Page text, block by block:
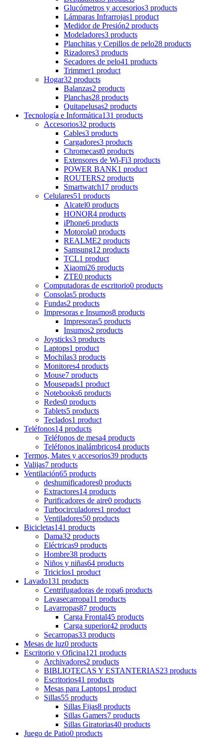
Glucómetros y accesorios3 products
Lámparas Infrarrojas1 product
Medidor de Presión2 products
Modeladores3 products
Planchitas y Cepillos de pelo28 products
Rizadores3 products
Secadores de pelo41 products
Trimmer1 product
Hogar32 products
Balanzas2 products
Planchas28 products
Quitapelusas2 products
Tecnología e Informática131 products
Accesorios32 products
Cables3 products
Cargadores3 products
Chromecast0 products
Extensores de Wi-Fi3 products
POWER BANK1 product
ROUTERS2 products
Smartwatch17 products
Celulares51 products
Alcatel0 products
HONOR4 products
iPhone6 products
Motorola0 products
REALME2 products
Samsung12 products
TCL1 product
Xiaomi26 products
ZTE0 products
Computadoras de escritorio0 products
Consolas5 products
Fundas2 products
Impresoras e Insumos8 products
Impresoras5 products
Insumos2 products
Joysticks3 products
Laptops1 product
Mochilas3 products
Monitores4 products
Mouse7 products
Mousepads1 product
Notebooks6 products
Redes0 products
Tablets5 products
Teclados1 product
Teléfonos14 products
Teléfonos de mesa4 products
Teléfonos inalámbricos4 products
Termos, Mates y accesorios39 products
Valijas7 products
Ventilación65 products
deshumificadores0 products
Extractores14 products
Purificadores de aire0 products
Turbocirculadores1 product
Ventiladores50 products
Bicicletas141 products
Dama32 products
Eléctricas9 products
Hombre38 products
Niños y niñas64 products
Triciclos1 product
Lavado131 products
Centrifugadoras de ropa6 products
Lavasecarropa11 products
Lavarropas87 products
Carga Frontal45 products
Carga superior42 products
Secarropas33 products
Mesas de luz0 products
Escritorio y Oficina121 products
Archivadores2 products
BIBLIOTECAS Y ESTANTERIAS23 products
Escritorios41 products
Mesas para Laptops1 product
Sillas55 products
Sillas Fijas8 products
Sillas Gamers7 products
Sillas Giratorias40 products
Juego de Patio0 products